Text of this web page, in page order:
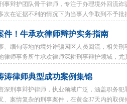
事辩护团队骨干律师，专注于办理境外回流
次在证据不利的情况下为当事人争取到不予批
件！牛承欢律师辩护实务指南
、缅甸等地的境外诈骗园区人员回流，相关
律师事务所牛承欢律师深耕刑事辩护领域，
涛律师典型成功案例集锦
深刑事辩护律师，执业领域广泛，涵盖职务
、案情复杂的刑事案件，在黄金37天内的取